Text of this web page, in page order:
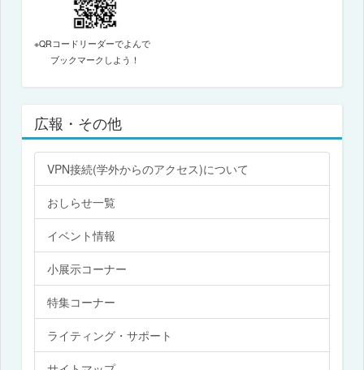
※QRコードリーダーでよんで
ブックマークしよう！
広報・その他
VPN接続(学外からのアクセス)について
おしらせ一覧
イベント情報
小展示コーナー
特集コーナー
ライティング・サポート